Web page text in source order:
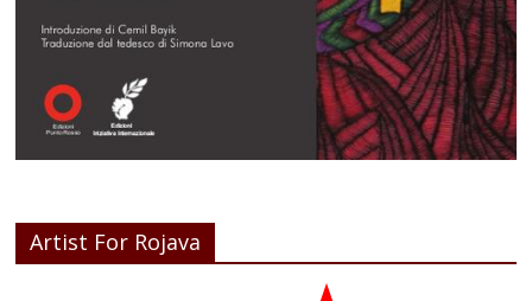
Artist For Rojava